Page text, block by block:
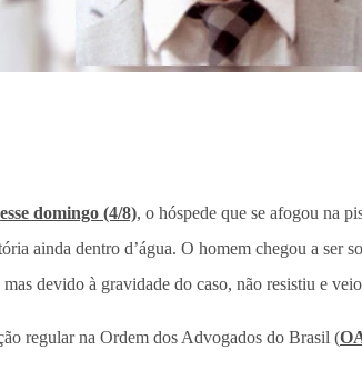
domingo (4/8), o hóspede que se afogou na
ainda dentro d’água. O homem chegou a
devido à gravidade do caso, não resistiu e
regular na Ordem dos Advogados do Brasil (